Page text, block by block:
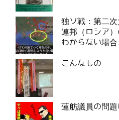
独ソ戦：第二
連邦（ロシア
わからない場
こんなもの
蓮舫議員の問